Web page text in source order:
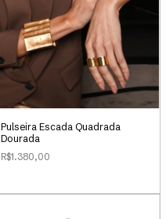
Pulseira Escada Quadrada
Dourada
R$1.380,00